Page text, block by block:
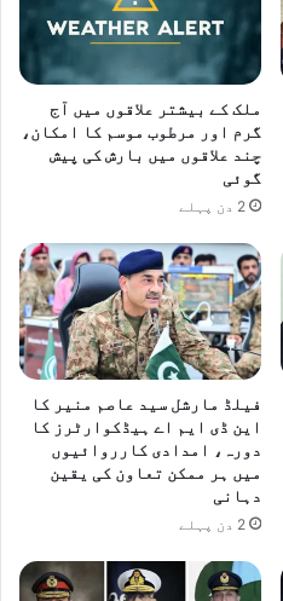
ملک کے بیشتر علاقوں میں آج
گرم اور مرطوب موسم کا امکان،
چند علاقوں میں بارش کی پیش
گوئی
2 دن پہلے
فیلڈ مارشل سید عاصم منیر کا
این ڈی ایم اے ہیڈکوارٹرز کا
دورہ، امدادی کارروائیوں
میں ہر ممکن تعاون کی یقین
دہانی
2 دن پہلے